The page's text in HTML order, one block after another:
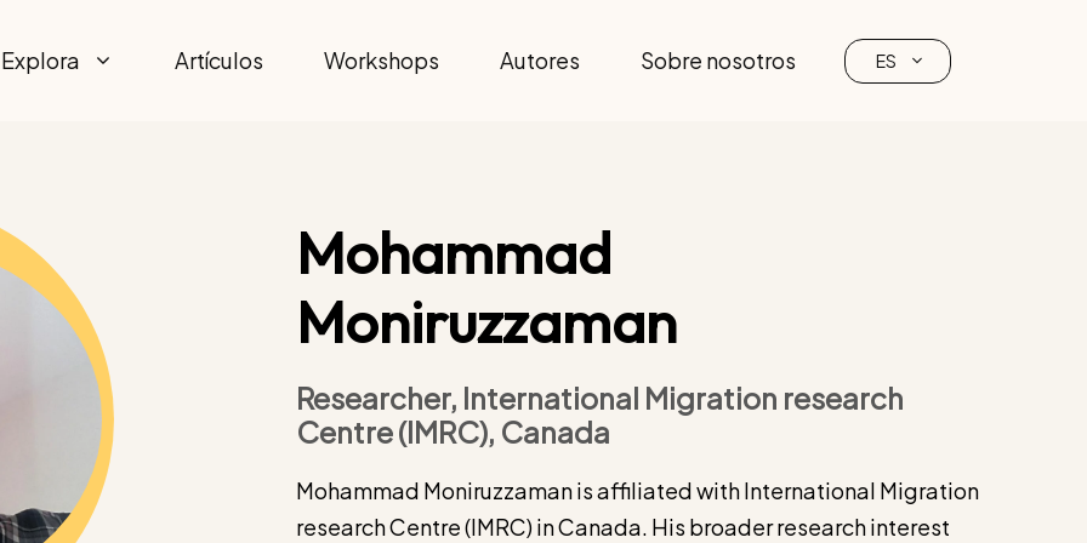
Explora Artículos Workshops Autores Sobre nosotros ES
Mohammad
Moniruzzaman
Researcher, International Migration research
Centre (IMRC), Canada
Mohammad Moniruzzaman is affiliated with International Migration
research Centre (IMRC) in Canada. His broader research interest